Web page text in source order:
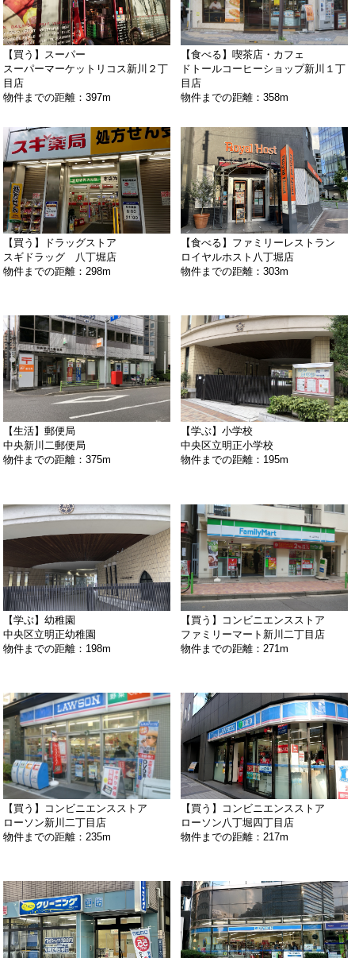
【買う】スーパー
スーパーマーケットリコス新川２丁
目店
物件までの距離：397m
【食べる】喫茶店・カフェ
ドトールコーヒーショップ新川１丁
目店
物件までの距離：358m
【買う】ドラッグストア
スギドラッグ 八丁堀店
物件までの距離：298m
【食べる】ファミリーレストラン
ロイヤルホスト八丁堀店
物件までの距離：303m
【生活】郵便局
中央新川二郵便局
物件までの距離：375m
【学ぶ】小学校
中央区立明正小学校
物件までの距離：195m
【学ぶ】幼稚園
中央区立明正幼稚園
物件までの距離：198m
【買う】コンビニエンスストア
ファミリーマート新川二丁目店
物件までの距離：271m
【買う】コンビニエンスストア
ローソン新川二丁目店
物件までの距離：235m
【買う】コンビニエンスストア
ローソン八丁堀四丁目店
物件までの距離：217m